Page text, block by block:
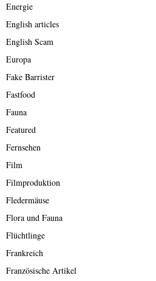
Energie
English articles
English Scam
Europa
Fake Barrister
Fastfood
Fauna
Featured
Fernsehen
Film
Filmproduktion
Fledermäuse
Flora und Fauna
Flüchtlinge
Frankreich
Französische Artikel